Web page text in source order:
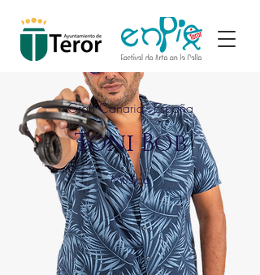
Gran Canaria - España
Toni Bob
Música